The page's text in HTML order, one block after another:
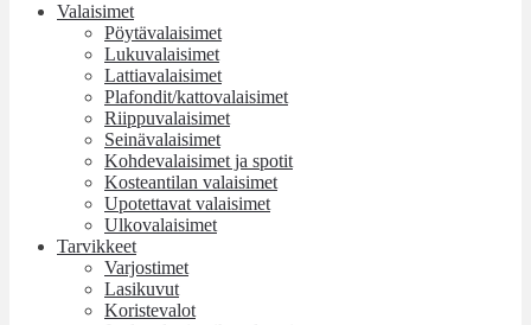
Valaisimet
Pöytävalaisimet
Lukuvalaisimet
Lattiavalaisimet
Plafondit/kattovalaisimet
Riippuvalaisimet
Seinävalaisimet
Kohdevalaisimet ja spotit
Kosteantilan valaisimet
Upotettavat valaisimet
Ulkovalaisimet
Tarvikkeet
Varjostimet
Lasikuvut
Koristevalot